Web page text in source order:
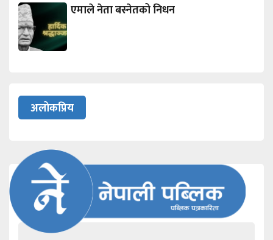
एमाले नेता बस्नेतको निधन
अलोकप्रिय